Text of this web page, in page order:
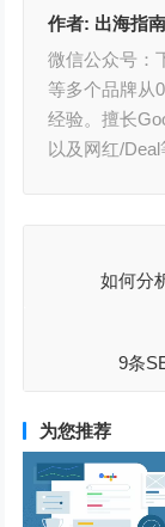
作者: 出海指南
微信公众号：
等多个品牌从
经验。擅长
以及网红/
如何分
9条
为您推荐